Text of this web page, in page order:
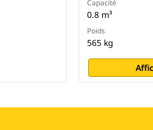
Capacité
0.8 m³
Poids
565 kg